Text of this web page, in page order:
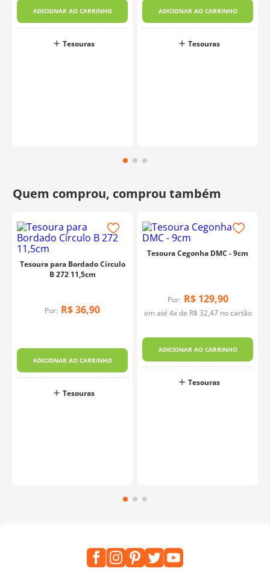
ADICIONAR AO CARRINHO
Tesouras
ADICIONAR AO CARRINHO
Tesouras
Tesoura para Bordado Círculo
B 272 11,5cm
Por: R$36,90
ADICIONAR AO CARRINHO
Tesouras
Tesoura Cegonha DMC - 9cm
Por: R$ 129,90
em até 4x de R$ 32,47no cartão
ADICIONAR AO CARRINHO
Tesouras